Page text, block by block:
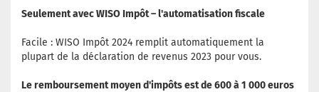
Seulement avec WISO Impôt – l'automatisation fiscale
Facile : WISO Impôt 2024 remplit automatiquement la
plupart de la déclaration de revenus 2023 pour vous.
Le remboursement moyen d'impôts est de 600 à 1 000 euros